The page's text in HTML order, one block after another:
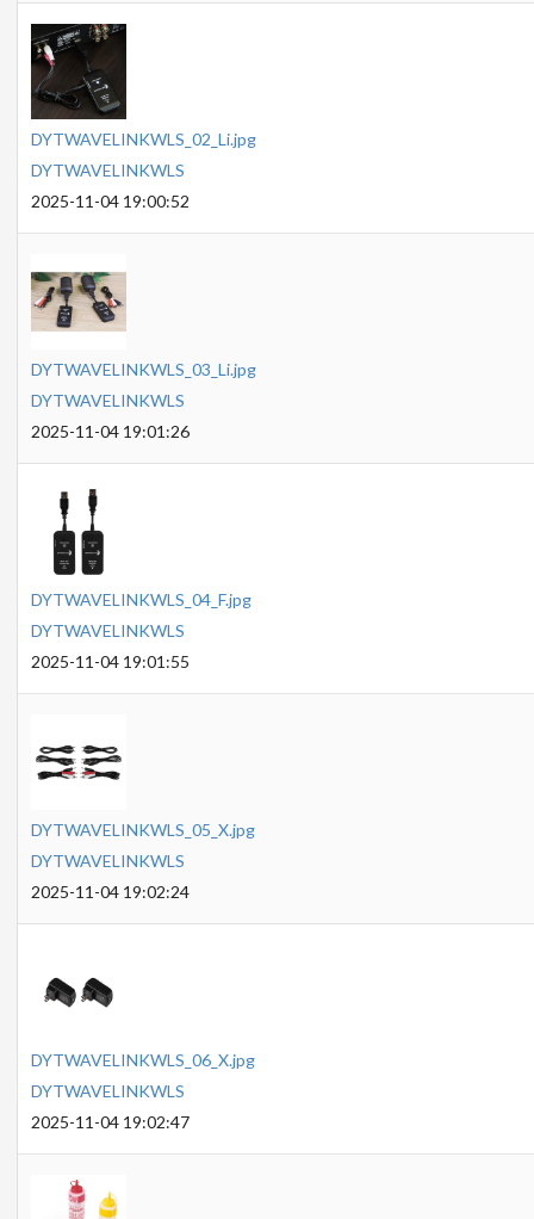
DYTWAVELINKWLS_02_Li.jpg
DYTWAVELINKWLS
2025-11-04 19:00:52
DYTWAVELINKWLS_03_Li.jpg
DYTWAVELINKWLS
2025-11-04 19:01:26
DYTWAVELINKWLS_04_F.jpg
DYTWAVELINKWLS
2025-11-04 19:01:55
DYTWAVELINKWLS_05_X.jpg
DYTWAVELINKWLS
2025-11-04 19:02:24
DYTWAVELINKWLS_06_X.jpg
DYTWAVELINKWLS
2025-11-04 19:02:47